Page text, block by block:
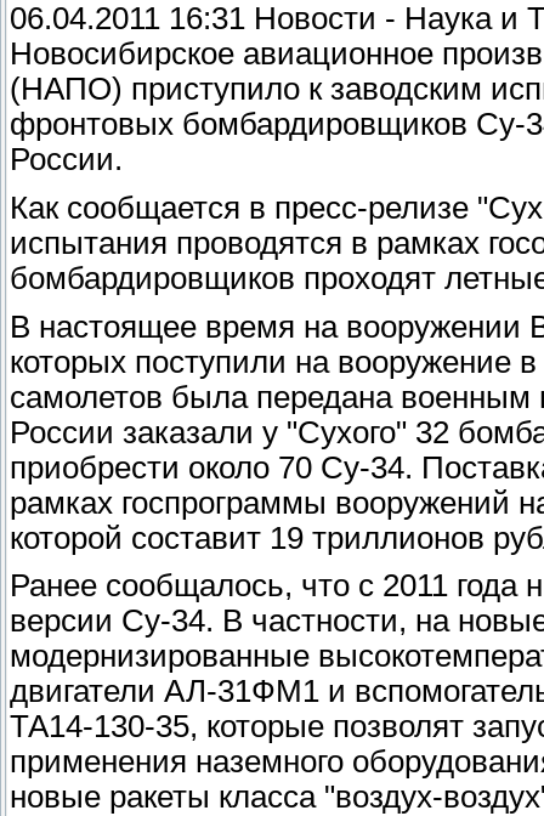
06.04.2011 16:31 Новости - Наука и
Новосибирское авиационное
(НАПО) приступило к заводским
фронтовых бомбардировщиков Су-
России.
Как сообщается в пресс-релизе
испытания проводятся в рамках
бомбардировщиков проходят
В настоящее время на вооружении
которых поступили на вооружение
самолетов была передана
России заказали у "Сухого" 32
приобрести около 70 Су-34.
рамках госпрограммы вооружений
которой составит 19 триллионов
Ранее сообщалось, что с 2011 года
версии Су-34. В частности, на
модернизированные
двигатели АЛ-31ФМ1 и
ТА14-130-35, которые позволят
применения наземного
новые ракеты класса "воздух-